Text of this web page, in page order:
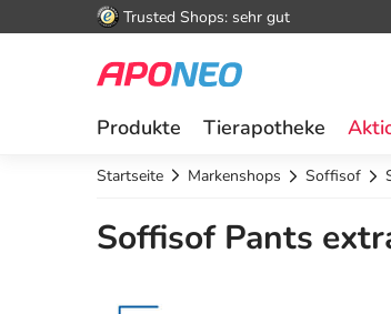
Trusted Shops: sehr gut
Produkte Tierapotheke
Startseite Markenshops Soffisof
Soffisof Pants